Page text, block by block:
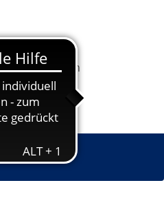
Programm